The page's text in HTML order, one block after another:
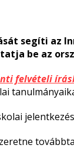
segíti az
be az
felvételi